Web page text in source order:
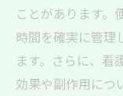
ことがあります。
時間を確実に管理
ます。さらに、看
効果や副作用につ